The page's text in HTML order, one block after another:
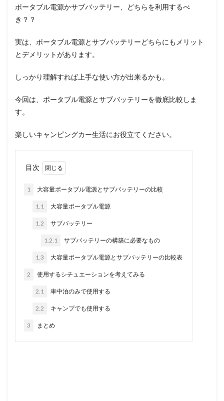
ポータブル電源かサブバッテリー、どちらを利用するべ
き？？
実は、ポータブル電源とサブバッテリーどちらにもメリット
とデメリットがあります。
しっかり理解すれば上手な使い方が出来るかも。
今回は、ポータブル電源とサブバッテリーを徹底比較しま
す。
楽しいキャンピングカー生活にお役立てください。
目次
1 大容量ポータブル電源とサブバッテリーの比較
1.1 大容量ポータブル電源
1.2 サブバッテリー
1.2.1 サブバッテリーの構築に必要なもの
1.3 大容量ポータブル電源とサブバッテリーの比較表
2 使用するシチュエーションを考えてみる
2.1 車中泊のみで使用する
2.2 キャンプでも使用する
3 まとめ